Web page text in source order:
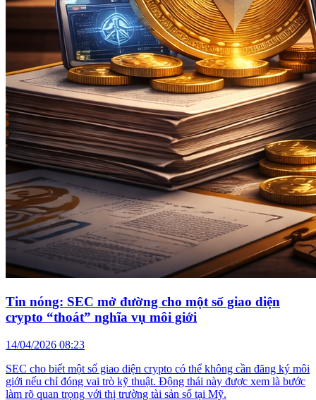
Tin nóng: SEC mở đường cho một số giao diện
crypto “thoát” nghĩa vụ môi giới
14/04/2026 08:23
SEC cho biết một số giao diện crypto có thể không cần đăng ký môi
giới nếu chỉ đóng vai trò kỹ thuật. Động thái này được xem là bước
làm rõ quan trọng với thị trường tài sản số tại Mỹ.